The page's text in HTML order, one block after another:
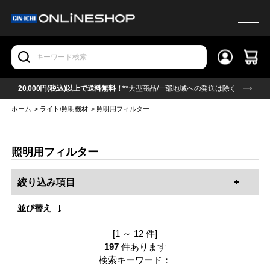
20,000円(税込)以上で送料無料！**大型商品/一部地域への発送は除く
ホーム > ライト/照明機材 > 照明用フィルター
照明用フィルター
絞り込み項目
並び替え
[1 ～ 12 件]
197 件あります
検索キーワード：